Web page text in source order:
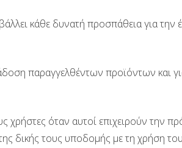
κάθε δυνατή προσπάθεια για
παραγγελθέντων προϊόντων και
χρήστες όταν αυτοί επιχειρούν την
δικής τους υποδομής με τη χρήση